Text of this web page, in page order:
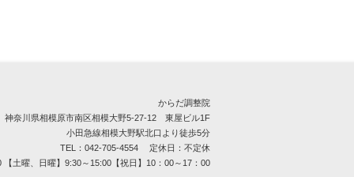
からだ調整院
神奈川県相模原市南区相模大野5-27-12 東屋ビル1F
小田急線相模大野駅北口より徒歩5分
TEL：042-705-4554 定休日：不定休
土曜、日曜】9:30～15:00【祝日】10：00～17：00